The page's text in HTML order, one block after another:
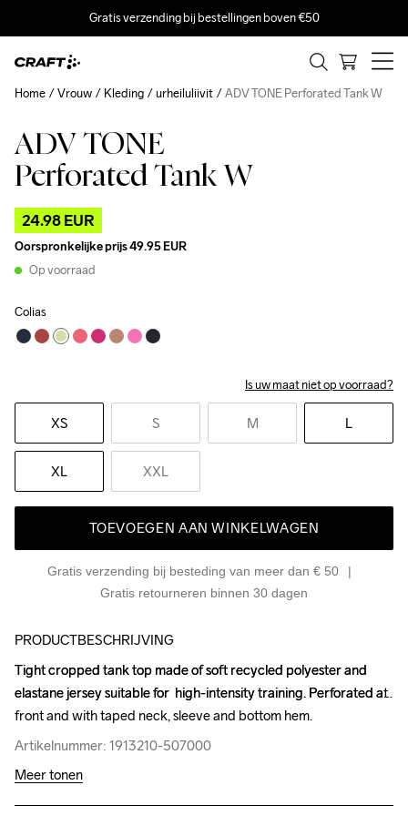
Gratis verzending bij bestellingen boven €50
ADV TONE
Perforated Tank W
24.98 EUR
Oorspronkelijke prijs49.95 EUR
Op voorraad
Colias
Is uw maat niet op voorraad?
XS S M L
XL XXL
TOEVOEGEN AAN WINKELWAGEN
Gratis verzending bij besteding van meer dan € 50
Gratis retourneren binnen 30 dagen
Home Vrouw Kleding urheiluliivit ADV TONE Perforated Tank W
Outlet
PRODUCTBESCHRIJVING
Tight cropped tank top made of soft recycled polyester and
elastane jersey suitable for  high-intensity training. Perforated at
front and with taped neck, sleeve and bottom hem.
Artikelnummer: 1913210-507000
Tight cropped tank top made of soft recycled polyester and
elastane jersey suitable for  high-intensity training. Perforated at
front and with taped neck, sleeve and bottom hem.
Artikelnummer: 1913210-507000
Meer tonen